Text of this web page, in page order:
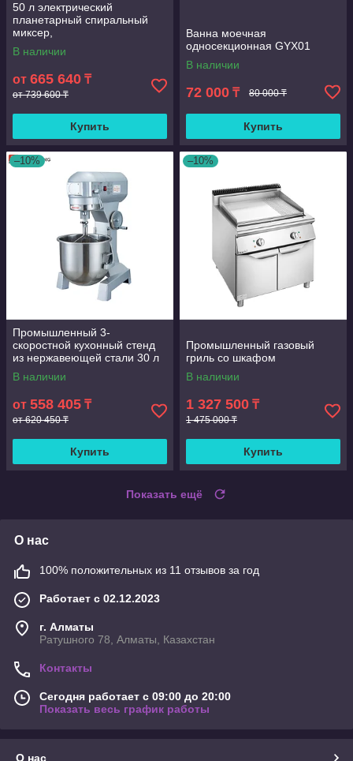
50 л электрический
планетарный спиральный
миксер,
многофункциональный
миксер для теста и еды для
В наличии
от 665 640 ₸
от 739 600 ₸
Купить
Ванна моечная
односекционная GYX01
В наличии
72 000 ₸ 80 000 ₸
Купить
–10%
Промышленный 3-
скоростной кухонный стенд
из нержавеющей стали 30 л
В наличии
от 558 405 ₸
от 620 450 ₸
Купить
–10%
Промышленный газовый
гриль со шкафом
В наличии
1 327 500 ₸
1 475 000 ₸
Купить
Показать ещё
О нас
100% положительных из 11 отзывов за год
Работает с 02.12.2023
г. Алматы
Ратушного 78, Алматы, Казахстан
Контакты
Сегодня работает с 09:00 до 20:00
Показать весь график работы
О нас